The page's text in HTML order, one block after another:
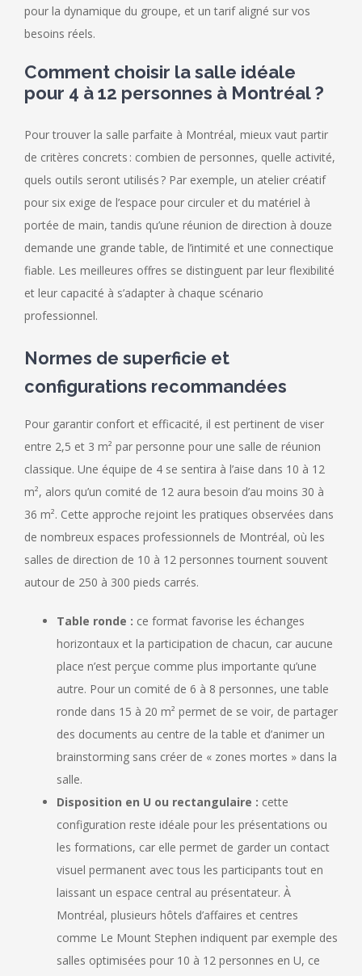
pour la dynamique du groupe, et un tarif aligné sur vos
besoins réels.
Comment choisir la salle idéale
pour 4 à 12 personnes à Montréal ?
Pour trouver la salle parfaite à Montréal, mieux vaut partir
de critères concrets : combien de personnes, quelle activité,
quels outils seront utilisés ? Par exemple, un atelier créatif
pour six exige de l’espace pour circuler et du matériel à
portée de main, tandis qu’une réunion de direction à douze
demande une grande table, de l’intimité et une connectique
fiable. Les meilleures offres se distinguent par leur flexibilité
et leur capacité à s’adapter à chaque scénario
professionnel.
Normes de superficie et
configurations recommandées
Pour garantir confort et efficacité, il est pertinent de viser
entre 2,5 et 3 m² par personne pour une salle de réunion
classique. Une équipe de 4 se sentira à l’aise dans 10 à 12
m², alors qu’un comité de 12 aura besoin d’au moins 30 à
36 m². Cette approche rejoint les pratiques observées dans
de nombreux espaces professionnels de Montréal, où les
salles de direction de 10 à 12 personnes tournent souvent
autour de 250 à 300 pieds carrés.
Table ronde : ce format favorise les échanges
horizontaux et la participation de chacun, car aucune
place n’est perçue comme plus importante qu’une
autre. Pour un comité de 6 à 8 personnes, une table
ronde dans 15 à 20 m² permet de se voir, de partager
des documents au centre de la table et d’animer un
brainstorming sans créer de « zones mortes » dans la
salle.
Disposition en U ou rectangulaire : cette
configuration reste idéale pour les présentations ou
les formations, car elle permet de garder un contact
visuel permanent avec tous les participants tout en
laissant un espace central au présentateur. À
Montréal, plusieurs hôtels d’affaires et centres
comme Le Mount Stephen indiquent par exemple des
salles optimisées pour 10 à 12 personnes en U, ce